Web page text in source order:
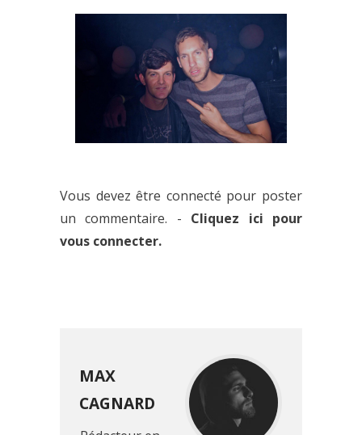
MALAA, MOKSI,
DUSTYCLOUD… LE TRÈS HOT
SAMEDI SOIR DU AAA PARIS
HARRIS : PREMIER EXTRAIT DE
LEUR COLLAB’
Vous devez être connecté pour poster
un commentaire. - Cliquez ici pour
vous connecter.
MAX
CAGNARD